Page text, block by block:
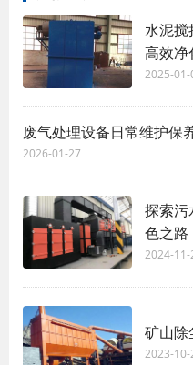
水泥搅
高效净
2025-01-
废气处理设备日常维护保
2026-01-27
探索污
色之路
2024-11-
矿山除
2023-10-